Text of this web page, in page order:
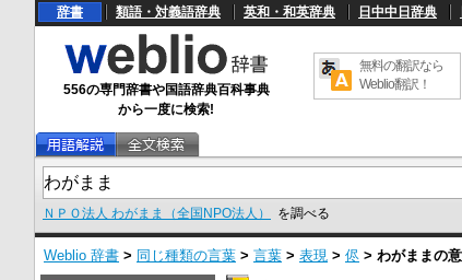
辞書 類語・対義語辞典 英和・和英辞典 日中中日辞典
556の専門辞書や国語辞典百科事典
から一度に検索!
無料の翻訳なら
Weblio翻訳！
ＮＰＯ法人 わがまま（全国NPO法人） を調べる
Weblio 辞書 > 同じ種類の言葉 > 言葉 > 表現 > 侭 > わがままの